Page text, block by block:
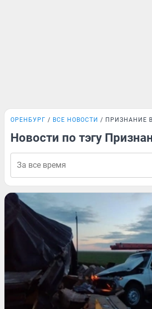
ОРЕНБУРГ ВСЕ НОВОСТИ ПРИЗНАНИЕ
Новости по тэгу